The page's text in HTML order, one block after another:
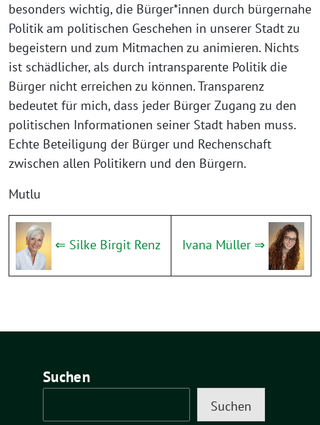
besonders wichtig, die Bürger*innen durch bürgernahe
Politik am politischen Geschehen in unserer Stadt zu
begeistern und zum Mitmachen zu animieren. Nichts
ist schädlicher, als durch intransparente Politik die
Bürger nicht erreichen zu können. Transparenz
bedeutet für mich, dass jeder Bürger Zugang zu den
politischen Informationen seiner Stadt haben muss.
Echte Beteiligung der Bürger und Rechenschaft
zwischen allen Politikern und den Bürgern.
Mutlu
⇐ Silke Birgit Renz Ivana Müller ⇒
Suchen
Suchen